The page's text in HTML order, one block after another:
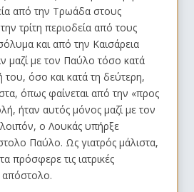
από την Τρωάδα στους
τρίτη περιοδεία από τους
και από την Καισάρεια
μαζί με τον Παύλο τόσο κατά
όσο και κατά τη δεύτερη,
όπως φαίνεται από την «προς
ήταν αυτός μόνος μαζί με τον
ο Λουκάς υπήρξε
Παύλο. Ως γιατρός μάλιστα,
πρόσφερε τις ιατρικές
απόστολο.